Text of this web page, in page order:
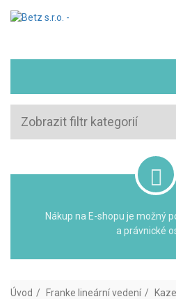
Zobrazit filtr kategorií
Nákup na E-shopu je možný
a právnické
Úvod Franke lineární vedení